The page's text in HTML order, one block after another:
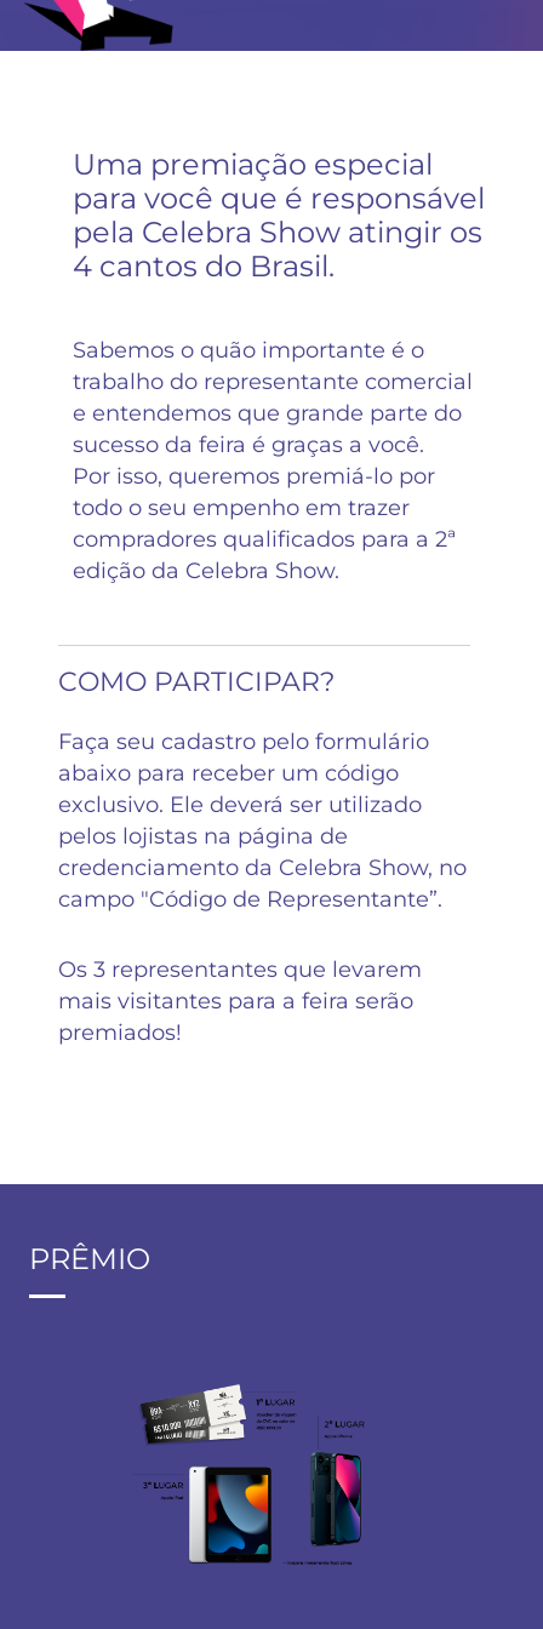
Uma premiação especial
para você que é responsável
pela Celebra Show atingir os
4 cantos do Brasil.
Sabemos o quão importante é o
trabalho do representante comercial
e entendemos que grande parte do
sucesso da feira é graças a você.
Por isso, queremos premiá-lo por
todo o seu empenho em trazer
compradores qualificados para a 2ª
edição da Celebra Show.
COMO PARTICIPAR?
Faça seu cadastro pelo formulário
abaixo para receber um código
exclusivo. Ele deverá ser utilizado
pelos lojistas na página de
credenciamento da Celebra Show, no
campo "Código de Representante”.
Os 3 representantes que levarem
mais visitantes para a feira serão
premiados!
PRÊMIO